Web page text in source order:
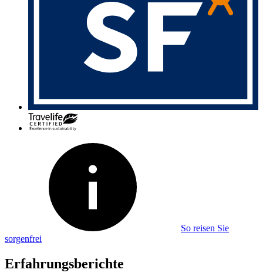
So reisen Sie
sorgenfrei
Erfahrungsberichte